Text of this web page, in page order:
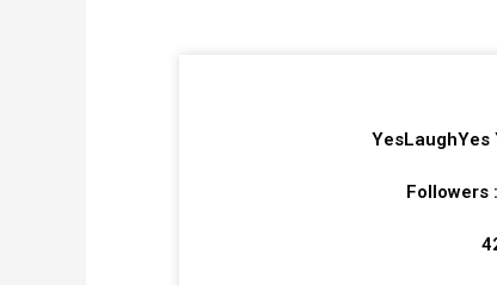
YesLaughYes
Followers